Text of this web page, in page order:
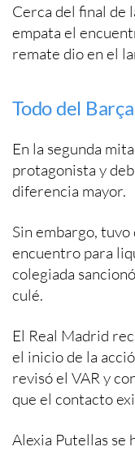
Cerca del final de
empata el
remate dio en el
Todo del Barça
En la segunda
protagonista y
diferencia mayor.
Sin embargo,
encuentro para
colegiada
culé.
El Real Madrid
el inicio de la
revisó el VAR y
que el contacto
Alexia Putellas se